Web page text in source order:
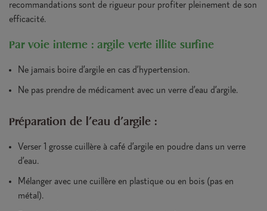
recommandations sont de rigueur pour profiter pleinement de son
efficacité.
Par voie interne : argile verte illite surfine
Ne jamais boire d’argile en cas d’hypertension.
Ne pas prendre de médicament avec un verre d’eau d’argile.
Préparation de l'eau d'argile :
Verser 1 grosse cuillère à café d’argile en poudre dans un verre
d’eau.
Mélanger avec une cuillère en plastique ou en bois (pas en
métal).